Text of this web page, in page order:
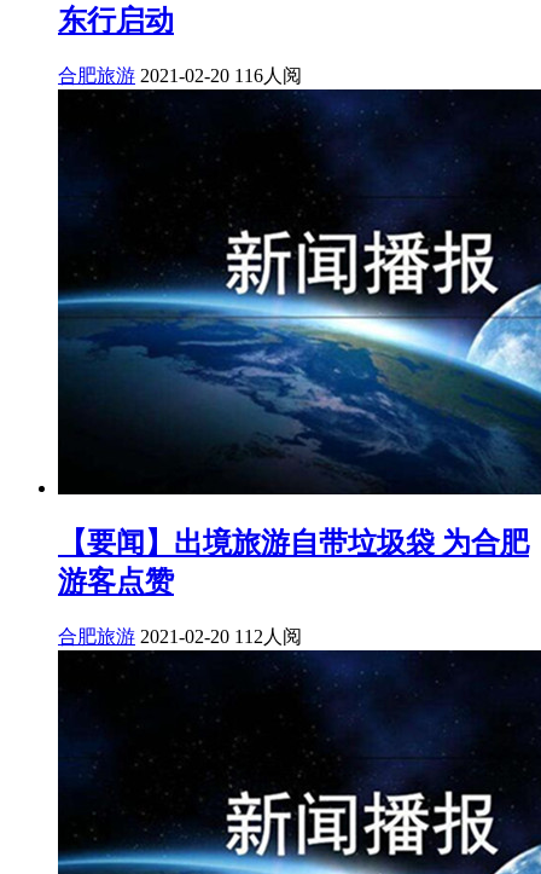
东行启动
合肥旅游 2021-02-20 116人阅
【要闻】出境旅游自带垃圾袋 为合肥
游客点赞
合肥旅游 2021-02-20 112人阅